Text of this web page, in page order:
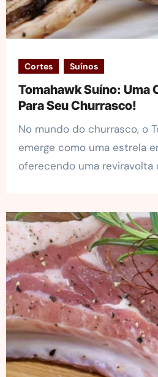
Cortes Suínos
Tomahawk Suíno: Uma
Para Seu Churrasco!
No mundo do churrasco, o Tomahawk Suíno
emerge como uma estrela
oferecendo uma reviravolta